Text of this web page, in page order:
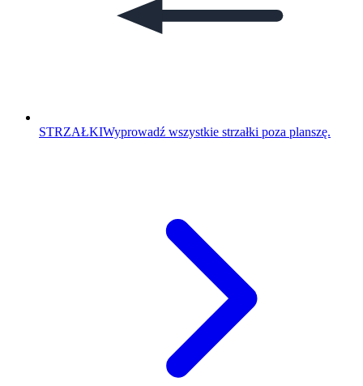
STRZAŁKIWyprowadź wszystkie strzałki poza planszę.